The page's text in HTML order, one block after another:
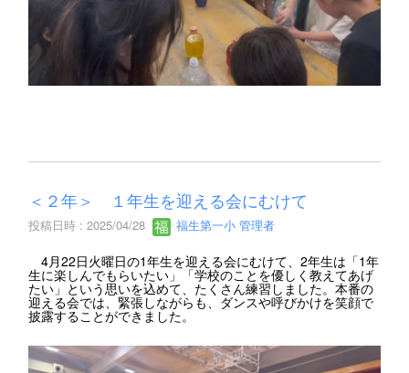
＜２年＞ １年生を迎える会にむけて
投稿日時 : 2025/04/28 福生第一小 管理者
4月22日火曜日の1年生を迎える会にむけて、2年生は「1年
生に楽しんでもらいたい」「学校のことを優しく教えてあげ
たい」という思いを込めて、たくさん練習しました。本番の
迎える会では、緊張しながらも、ダンスや呼びかけを笑顔で
披露することができました。